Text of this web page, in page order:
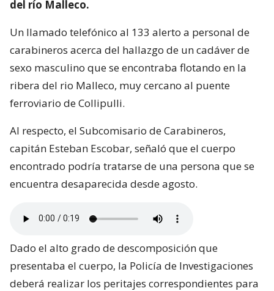
del río Malleco.
Un llamado telefónico al 133 alerto a personal de
carabineros acerca del hallazgo de un cadáver de
sexo masculino que se encontraba flotando en la
ribera del rio Malleco, muy cercano al puente
ferroviario de Collipulli.
Al respecto, el Subcomisario de Carabineros,
capitán Esteban Escobar, señaló que el cuerpo
encontrado podría tratarse de una persona que se
encuentra desaparecida desde agosto.
Dado el alto grado de descomposición que
presentaba el cuerpo, la Policía de Investigaciones
deberá realizar los peritajes correspondientes para